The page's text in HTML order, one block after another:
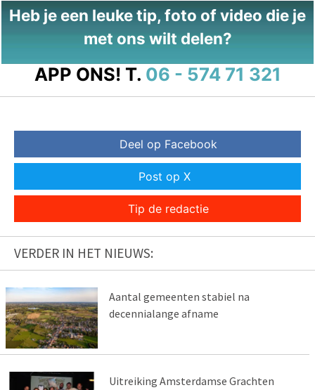
Heb je een leuke tip, foto of video die je
met ons wilt delen?
APP ONS! T. 06 - 574 71 321
Deel op Facebook
Post op X
Tip de redactie
VERDER IN HET NIEUWS:
Aantal gemeenten stabiel na
decennialange afname
Uitreiking Amsterdamse Grachten